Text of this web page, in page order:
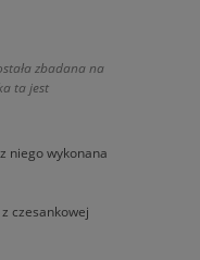
zbadana na
ta jest
niego wykonana
czesankowej